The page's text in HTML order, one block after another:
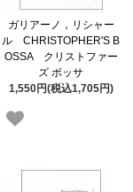
ガリアーノ，リシャー
ル CHRISTOPHER'S B
OSSA クリストファー
ズ ボッサ
1,550円(税込1,705円)